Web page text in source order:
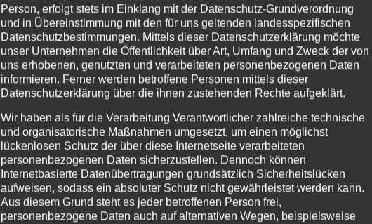
Person, erfolgt stets im Einklang mit der Datenschutz-Grundverordnung
und in Übereinstimmung mit den für uns geltenden landesspezifischen
Datenschutzbestimmungen. Mittels dieser Datenschutzerklärung möchte
unser Unternehmen die Öffentlichkeit über Art, Umfang und Zweck der von
uns erhobenen, genutzten und verarbeiteten personenbezogenen Daten
informieren. Ferner werden betroffene Personen mittels dieser
Datenschutzerklärung über die ihnen zustehenden Rechte aufgeklärt.
Wir haben als für die Verarbeitung Verantwortlicher zahlreiche technische
und organisatorische Maßnahmen umgesetzt, um einen möglichst
lückenlosen Schutz der über diese Internetseite verarbeiteten
personenbezogenen Daten sicherzustellen. Dennoch können
Internetbasierte Datenübertragungen grundsätzlich Sicherheitslücken
aufweisen, sodass ein absoluter Schutz nicht gewährleistet werden kann.
Aus diesem Grund steht es jeder betroffenen Person frei,
personenbezogene Daten auch auf alternativen Wegen, beispielsweise